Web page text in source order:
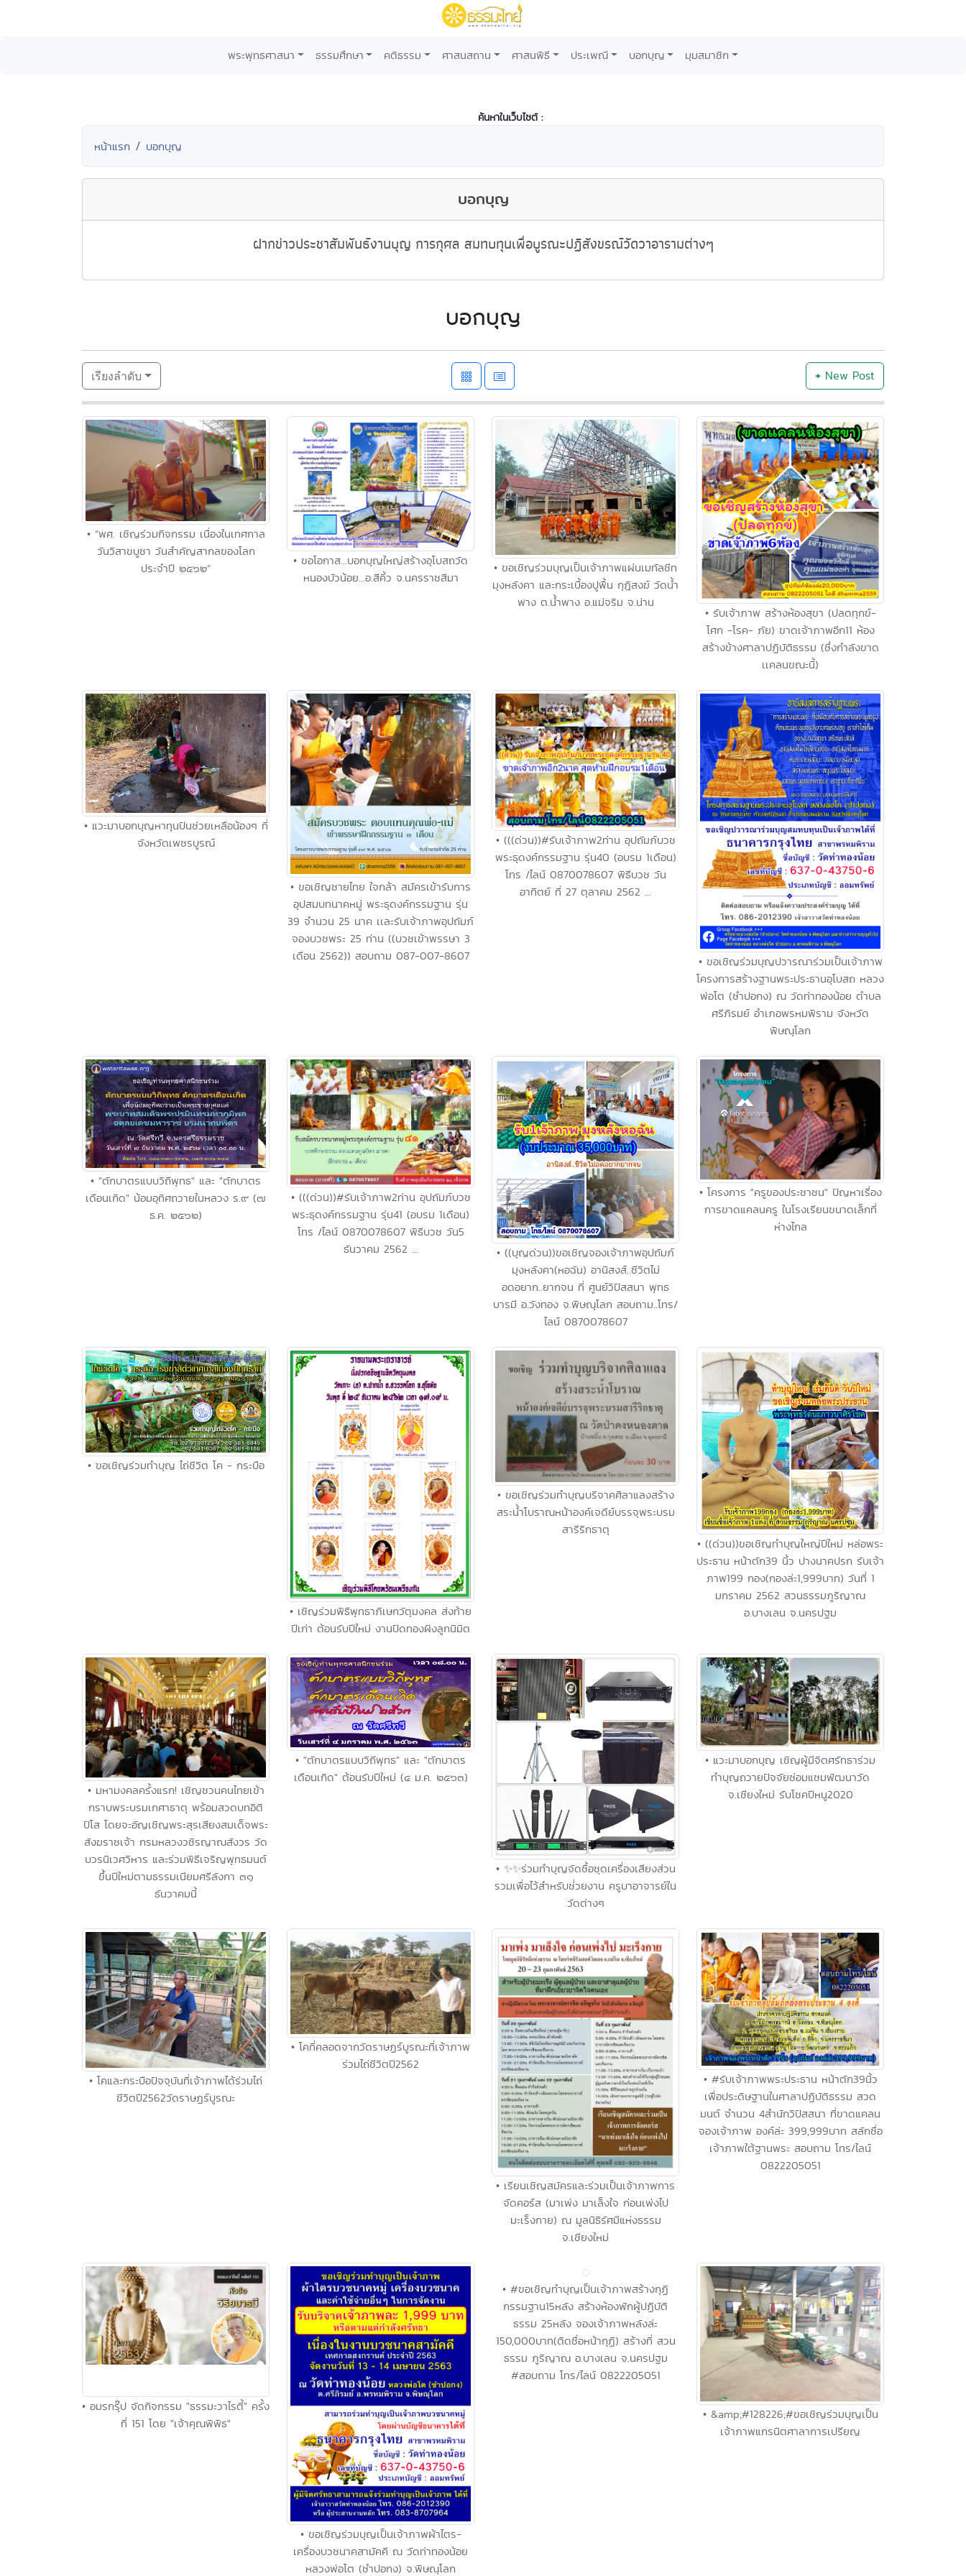
พระพุทธศาสนา ธรรมศึกษา คติธรรม ศาสนสถาน ศาสนพิธี ประเพณี บอกบุญ มุมสมาชิก
ค้นหาในเว็บไซต์ :
หน้าแรก บอกบุญ
บอกบุญ
ฝากข่าวประชาสัมพันธ์งานบุญ การกุศล สมทบทุนเพื่อบูรณะปฏิสังขรณ์วัดวาอารามต่างๆ
บอกบุญ
เรียงลำดับ + New Post
• “พศ. เชิญร่วมกิจกรรม เนื่องในเทศกาล
วันวิสาขบูชา วันสำคัญสากลของโลก
ประจำปี ๒๕๖๒”
• ขอโอกาส...บอกบุญใหญ่สร้างอุโบสถวัด
หนองบัวน้อย...อ.สีคิ้ว จ.นครราชสีมา
• ขอเชิญร่วมบุญเป็นเจ้าภาพแผ่นเมทัลชีท
มุงหลังคา และกระเบื้องปูพื้น กุฎิสงฆ์ วัดน้ำ
พาง ต.น้ำพาง อ.แม่จริม จ.น่าน
• รับเจ้าภาพ สร้างห้องสุขา (ปลดทุกข์-
โศก -โรค- ภัย) ขาดเจ้าภาพอีก11 ห้อง
สร้างข้างศาลาปฏิบัติธรรม (ซึ่งกำลังขาด
เเคลนขณะนี้)
• แวะมาบอกบุญหาทุนปันช่วยเหลือน้องๆ ที่
จังหวัดเพชรบูรณ์
• ขอเชิญชายไทย ใจกล้า สมัครเข้ารับการ
อุปสมบทนาคหมู่ พระธุดงค์กรรมฐาน รุ่น
39 จำนวน 25 นาค เเละรับเจ้าภาพอุปถัมภ์
จองบวชพระ 25 ท่าน ((บวชเข้าพรรษา 3
เดือน 2562)) สอบถาม 087-007-8607
• (((ด่วน))#รับเจ้าภาพ2ท่าน อุปถัมภ์บวช
พระธุดงค์กรรมฐาน รุ่น40 (อบรม 1เดือน)
โทร /ไลน์ 0870078607 พิธีบวช วัน
อาทิตย์ ที่ 27 ตุลาคม 2562 ...
• ขอเชิญร่วมบุญปวารณาร่วมเป็นเจ้าภาพ
โครงการสร้างฐานพระประธานอุโบสถ หลวง
พ่อโต (ซำปอกง) ณ วัดท่าทองน้อย ตำบล
ศรีภิรมย์ อำเภอพรหมพิราม จังหวัด
พิษณุโลก
• "ตักบาตรแบบวิถีพุทธ" และ "ตักบาตร
เดือนเกิด" น้อมอุทิศถวายในหลวง ร.๙ (๗
ธ.ค. ๒๕๖๒)
• (((ด่วน))#รับเจ้าภาพ2ท่าน อุปถัมภ์บวช
พระธุดงค์กรรมฐาน รุ่น41 (อบรม 1เดือน)
โทร /ไลน์ 0870078607 พิธีบวช วัน5
ธันวาคม 2562 ...
• ((บุญด่วน))ขอเชิญจองเจ้าภาพอุปถัมภ์
มุงหลังคา(หอฉัน) อานิสงส์..ชีวิตไม่
อดอยาก..ยากจน ที่ ศูนย์วิปัสสนา พุทธ
บารมี อ.วังทอง จ.พิษณุโลก สอบถาม..โทร/
ไลน์ 0870078607
• โครงการ "ครูของประชาชน" ปัญหาเรื่อง
การขาดแคลนครู ในโรงเรียนขนาดเล็กที่
ห่างไกล
• ขอเชิญ​ร่วม​ทำบุญ ไถ่ชีวิต โค - กระบือ
• เชิญร่วมพิธีพุทธาภิเษกวัตุมงคล ส่งท้าย
ปีเก่า ต้อนรับปีใหม่ งานปิดทองฝังลูกนิมิต
• ขอเชิญร่วมทำบุญบริจาคศิลาแลงสร้าง
สระน้ำโบราณหน้าองค์เจดีย์บรรจุพระบรม
สารีริกธาตุ
• ((ด่วน))ขอเชิญทำบุญใหญ่ปีใหม่ หล่อพระ
ประธาน หน้าตัก39 นิ้ว ปางนาคปรก รับเจ้า
ภาพ199 กอง(กองล่ะ1,999บาท) วันที่ 1
มกราคม 2562 สวนธรรมภูริญาณ
อ.บางเลน จ.นครปฐม
• มหามงคลครั้งแรก! เชิญชวนคนไทยเข้า
กราบพระบรมเกศาธาตุ พร้อมสวดบทอิติ
ปิโส โดยจะอัญเชิญพระสุรเสียงสมเด็จพระ
สังฆราชเจ้า กรมหลวงวชิรญาณสังวร วัด
บวรนิเวศวิหาร และร่วมพิธีเจริญพุทธมนต์
ขึ้นปีใหม่ตามธรรมเนียมศรีลังกา ๓๑
ธันวาคมนี้
• "ตักบาตรแบบวิถีพุทธ" และ "ตักบาตร
เดือนเกิด" ต้อนรับปีใหม่ (๔ ม.ค. ๒๕๖๓)
• ✨✨ร่วมทำบุญจัดซื้อชุดเครื่องเสียงส่วน
รวมเพื่อไว้สำหรับช่่วยงาน ครูบาอาจารย์ใน
วัดต่างๆ
• แวะมาบอกบุญ เชิญผู้มีจิตศรัทธาร่วม
ทำบุญถวายปัจจัยซ่อมแซมพัฒนาวัด
จ.เชียงใหม่ รับโชคปีหนู2020
• โคและกระบือปัจจุบันที่เจ้าภาพได้ร่วมไถ่
ชีวิตปี2562วัดราษฏร์บูรณะ
• โคที่คลอดจากวัดราษฏร์บูรณะที่เจ้าภาพ
ร่วมไถ่ชีวิตปี2562
• เรียนเชิญสมัครและร่วมเป็นเจ้าภาพการ
จัดคอร์ส (มาเพ่ง มาเล็งใจ ก่อนเพ่งไป
มะเร็งกาย) ณ มูลนิธิรัศมีแห่งธรรม
จ.เชียงใหม่
• #รับเจ้าภาพพระประธาน หน้าตัก39นิ้ว
เพื่อประดิษฐานในศาลาปฏิบัติธรรม สวด
มนต์ จำนวน 4สำนักวิปัสสนา ที่ขาดแคลน
จองเจ้าภาพ องค์ล่ะ 399,999บาท สลักชื่อ
เจ้าภาพใต้ฐานพระ สอบถาม โทร/ไลน์
0822205051
• อมรกรุ๊ป จัดกิจกรรม "ธรรมะวาไรตี้" ครั้ง
ที่ 151 โดย "เจ้าคุณพิพิธ"
• ขอเชิญร่วมบุญเป็นเจ้าภาพผ้าไตร-
เครื่องบวชนาคสามัคคี ณ วัดท่าทองน้อย
หลวงพ่อโต (ซำปอกง) จ.พิษณุโลก
• &amp;#128226;#ขอเชิญร่วมบุญเป็น
เจ้าภาพแกรนิตศาลาการเปรียญ